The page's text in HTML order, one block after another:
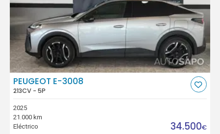
PEUGEOT E-3008
213CV - 5P
2025
21.000 km
Eléctrico
34.500€